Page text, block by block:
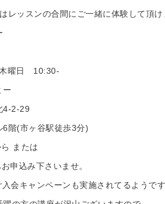
レッスンの合間にご一緒に体験して頂け
木曜日 10:30-
ー
4-2-29
6階(市ヶ谷駅徒歩3分)
または
申込み下さいませ。
会キャンペーンも実施されてるようです